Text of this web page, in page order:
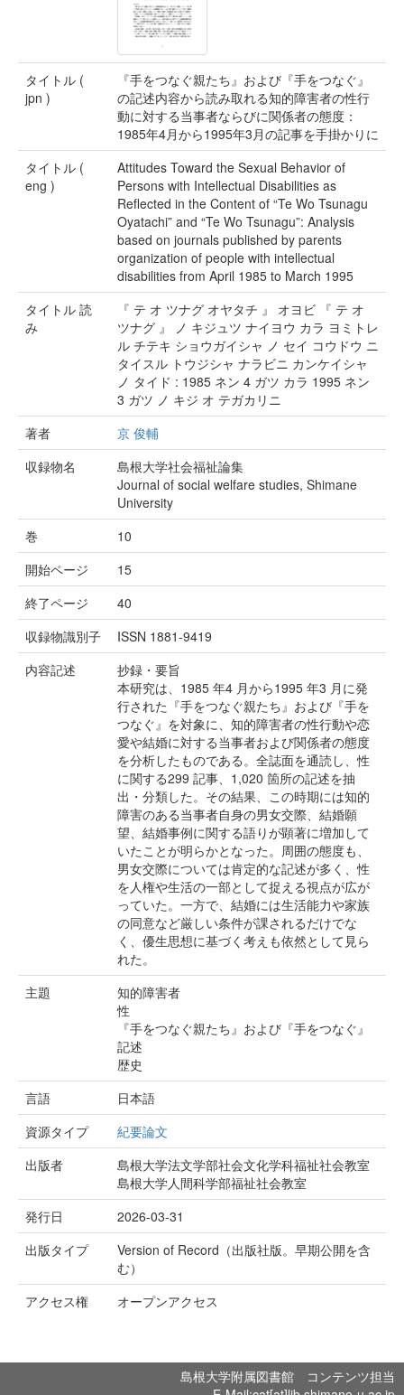
タイトル (
jpn )
『手をつなぐ親たち』および『手をつなぐ』
の記述内容から読み取れる知的障害者の性行
動に対する当事者ならびに関係者の態度：
1985年4月から1995年3月の記事を手掛かりに
タイトル (
eng )
Attitudes Toward the Sexual Behavior of
Persons with Intellectual Disabilities as
Reflected in the Content of “Te Wo Tsunagu
Oyatachi” and “Te Wo Tsunagu”: Analysis
based on journals published by parents
organization of people with intellectual
disabilities from April 1985 to March 1995
タイトル 読
み
『 テ オ ツナグ オヤタチ 』 オヨビ 『 テ オ
ツナグ 』 ノ キジュツ ナイヨウ カラ ヨミトレ
ル チテキ ショウガイシャ ノ セイ コウドウ ニ
タイスル トウジシャ ナラビニ カンケイシャ
ノ タイド : 1985 ネン 4 ガツ カラ 1995 ネン
3 ガツ ノ キジ オ テガカリニ
著者
京 俊輔
収録物名
島根大学社会福祉論集
Journal of social welfare studies, Shimane
University
巻
10
開始ページ
15
終了ページ
40
収録物識別子
ISSN 1881-9419
内容記述
抄録・要旨
本研究は、1985 年4 月から1995 年3 月に発
行された『手をつなぐ親たち』および『手を
つなぐ』を対象に、知的障害者の性行動や恋
愛や結婚に対する当事者および関係者の態度
を分析したものである。全誌面を通読し、性
に関する299 記事、1,020 箇所の記述を抽
出・分類した。その結果、この時期には知的
障害のある当事者自身の男女交際、結婚願
望、結婚事例に関する語りが顕著に増加して
いたことが明らかとなった。周囲の態度も、
男女交際については肯定的な記述が多く、性
を人権や生活の一部として捉える視点が広が
っていた。一方で、結婚には生活能力や家族
の同意など厳しい条件が課されるだけでな
く、優生思想に基づく考えも依然として見ら
れた。
主題
知的障害者
性
『手をつなぐ親たち』および『手をつなぐ』
記述
歴史
言語
日本語
資源タイプ
紀要論文
出版者
島根大学法文学部社会文化学科福祉社会教室
島根大学人間科学部福祉社会教室
発行日
2026-03-31
出版タイプ
Version of Record（出版社版。早期公開を含
む）
アクセス権
オープンアクセス
島根大学附属図書館 コンテンツ担当